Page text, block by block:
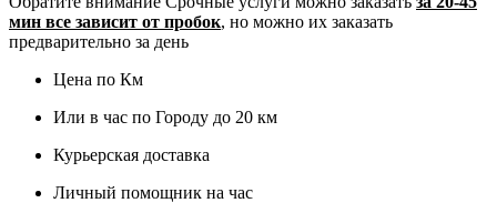
мин все зависит от пробок, но можно их заказать
предварительно за день
Цена по Км
Или в час по Городу до 20 км
Курьерская доставка
Личный помощник на час